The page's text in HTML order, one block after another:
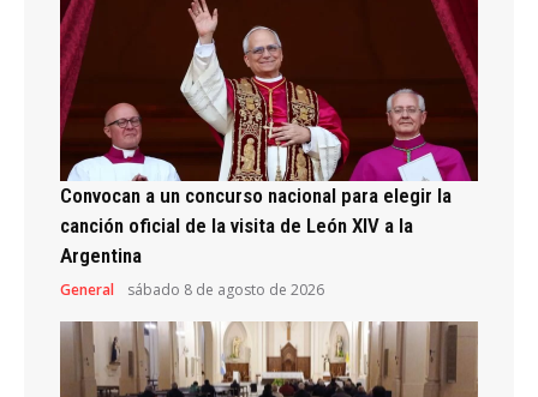
Convocan a un concurso nacional para elegir la
canción oficial de la visita de León XIV a la
Argentina
General sábado 8 de agosto de 2026